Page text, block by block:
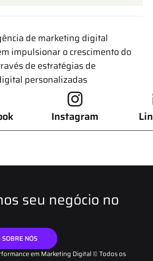
de marketing digital
impulsionar o crescimento do
de estratégias de
personalizadas
Instagram
seu negócio no
NÓS
em Marketing Digital © Todos os